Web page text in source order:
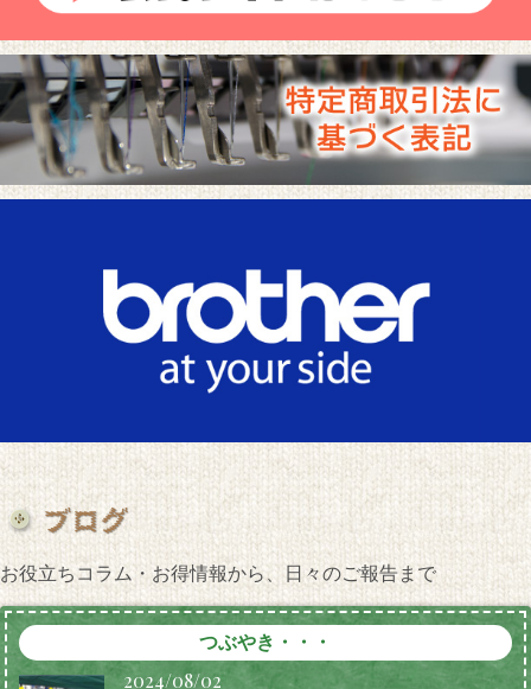
お役立ちコラム・お得情報から、日々のご報告まで
つぶやき・・・
2024/08/02